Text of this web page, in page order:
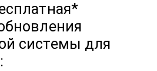
системы для